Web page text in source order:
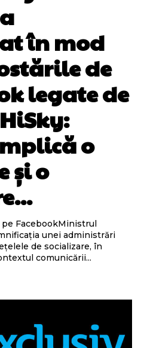
în mod
de
legate de
o
și o
FacebookMinistrul
unei administrări
de socializare, în
comunicării...